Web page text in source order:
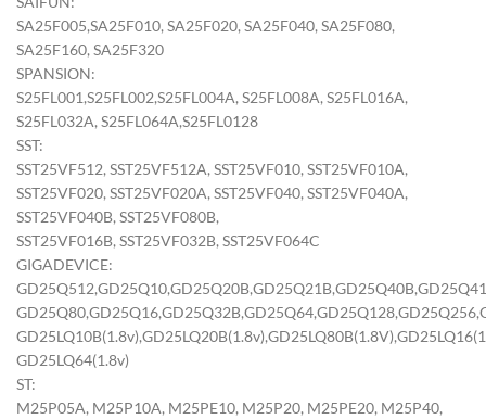
SA25F005,SA25F010, SA25F020, SA25F040, SA25F080,
SA25F160, SA25F320
SPANSION:
S25FL001,S25FL002,S25FL004A, S25FL008A, S25FL016A,
S25FL032A, S25FL064A,S25FL0128
SST:
SST25VF512, SST25VF512A, SST25VF010, SST25VF010A,
SST25VF020, SST25VF020A, SST25VF040, SST25VF040A,
SST25VF040B, SST25VF080B,
SST25VF016B, SST25VF032B, SST25VF064C
GIGADEVICE:
GD25LQ64(1.8v)
ST:
M25P05A, M25P10A, M25PE10, M25P20, M25PE20, M25P40,